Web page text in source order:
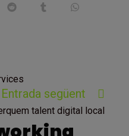
Opens
Opens
Opens
Entrada següent
talent digital local